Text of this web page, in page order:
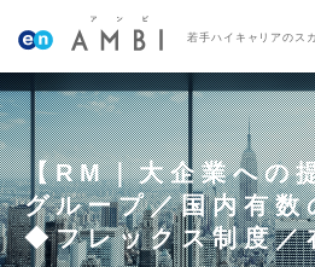
若手ハイキャリアのス
【RM｜大企業へ
グループ／国内有
◆フレックス制度／